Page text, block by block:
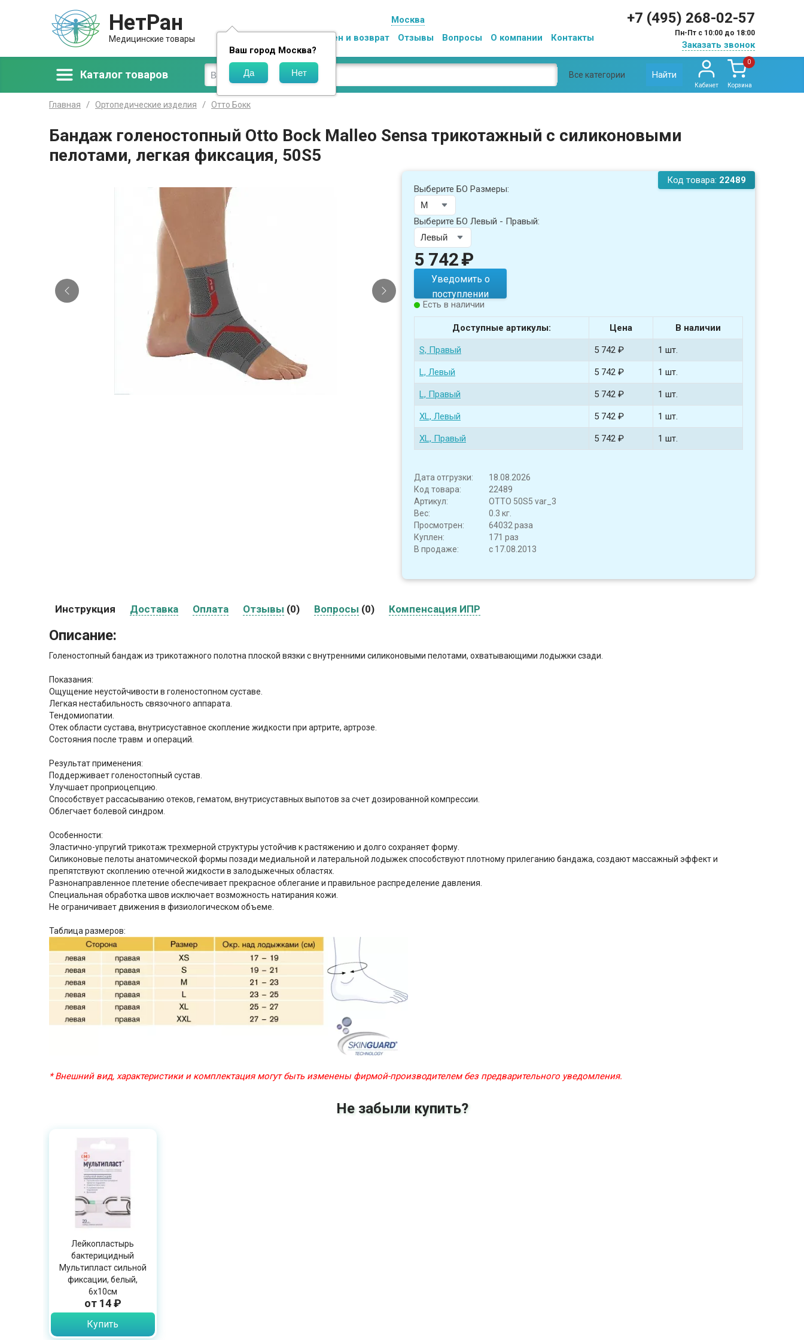
НетРан
Медицинские товары
Москва
Ваш город Москва?
Обмен и возврат Отзывы Вопросы О компании Контакты
+7 (495) 268-02-57
Пн-Пт с 10:00 до 18:00
Заказать звонок
Каталог товаров Все категории Найти
Кабинет
0
Корзина
Главная Ортопедические изделия Отто Бокк
Бандаж голеностопный Otto Bock Malleo Sensa трикотажный с силиконовыми
пелотами, легкая фиксация, 50S5
Код товара: 22489
Выберите БО Размеры:
Выберите БО Левый - Правый:
5 742₽
Уведомить о
поступлении
Есть в наличии
Доступные артикулы: Цена В наличии
S, Правый 5 742 ₽ 1 шт.
L, Левый 5 742 ₽ 1 шт.
L, Правый 5 742 ₽ 1 шт.
XL, Левый 5 742 ₽ 1 шт.
XL, Правый 5 742 ₽ 1 шт.
Дата отгрузки:
18.08.2026
Код товара:
22489
Артикул:
OTTO 50S5 var_3
Вес:
0.3 кг.
Просмотрен:
64032 раза
Куплен:
171 раз
В продаже:
с 17.08.2013
Инструкция Доставка Оплата Отзывы (0) Вопросы (0) Компенсация ИПР
Описание:
Голеностопный бандаж из трикотажного полотна плоской вязки с внутренними силиконовыми пелотами, охватывающими лодыжки сзади.
Показания:
Ощущение неустойчивости в голеностопном суставе.
Легкая нестабильность связочного аппарата.
Тендомиопатии.
Отек области сустава, внутрисуставное скопление жидкости при артрите, артрозе.
Состояния после травм и операций.
Результат применения:
Поддерживает голеностопный сустав.
Улучшает проприоцепцию.
Способствует рассасыванию отеков, гематом, внутрисуставных выпотов за счет дозированной компрессии.
Облегчает болевой синдром.
Особенности:
Эластично-упругий трикотаж трехмерной структуры устойчив к растяжению и долго сохраняет форму.
Силиконовые пелоты анатомической формы позади медиальной и латеральной лодыжек способствуют плотному прилеганию бандажа, создают массажный эффект и
препятствуют скоплению отечной жидкости в залодыжечных областях.
Разнонаправленное плетение обеспечивает прекрасное облегание и правильное распределение давления.
Специальная обработка швов исключает возможность натирания кожи.
Не ограничивает движения в физиологическом объеме.
Таблица размеров:
* Внешний вид, характеристики и комплектация могут быть изменены фирмой-производителем без предварительного уведомления.
Не забыли купить?
Лейкопластырь
бактерицидный
Мультипласт сильной
фиксации, белый,
6х10см
от 14 ₽
Купить